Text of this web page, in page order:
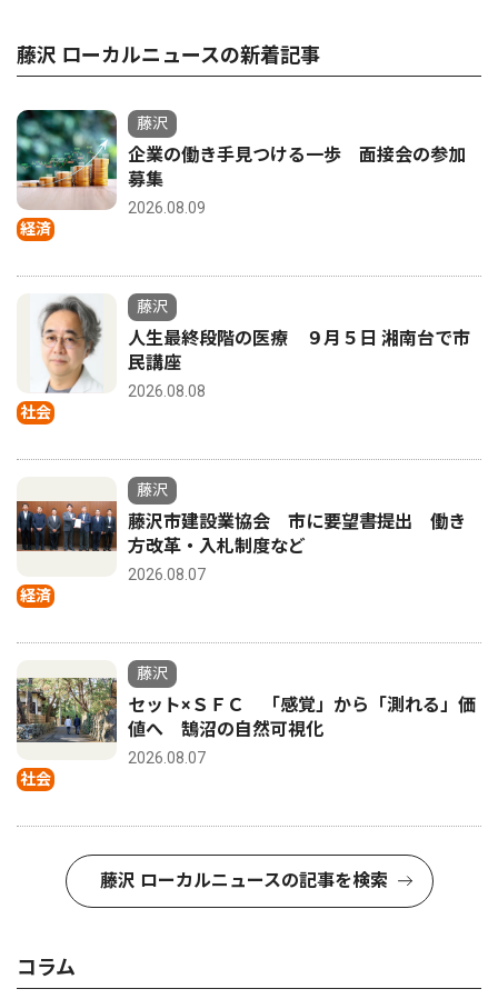
藤沢 ローカルニュースの新着記事
経済
藤沢
企業の働き手見つける一歩 面接会の参加
募集
2026.08.09
社会
藤沢
人生最終段階の医療 ９月５日 湘南台で市
民講座
2026.08.08
経済
藤沢
藤沢市建設業協会 市に要望書提出 働き
方改革・入札制度など
2026.08.07
社会
藤沢
セット×ＳＦＣ 「感覚」から「測れる」価
値へ 鵠沼の自然可視化
2026.08.07
藤沢 ローカルニュースの記事を検索
コラム